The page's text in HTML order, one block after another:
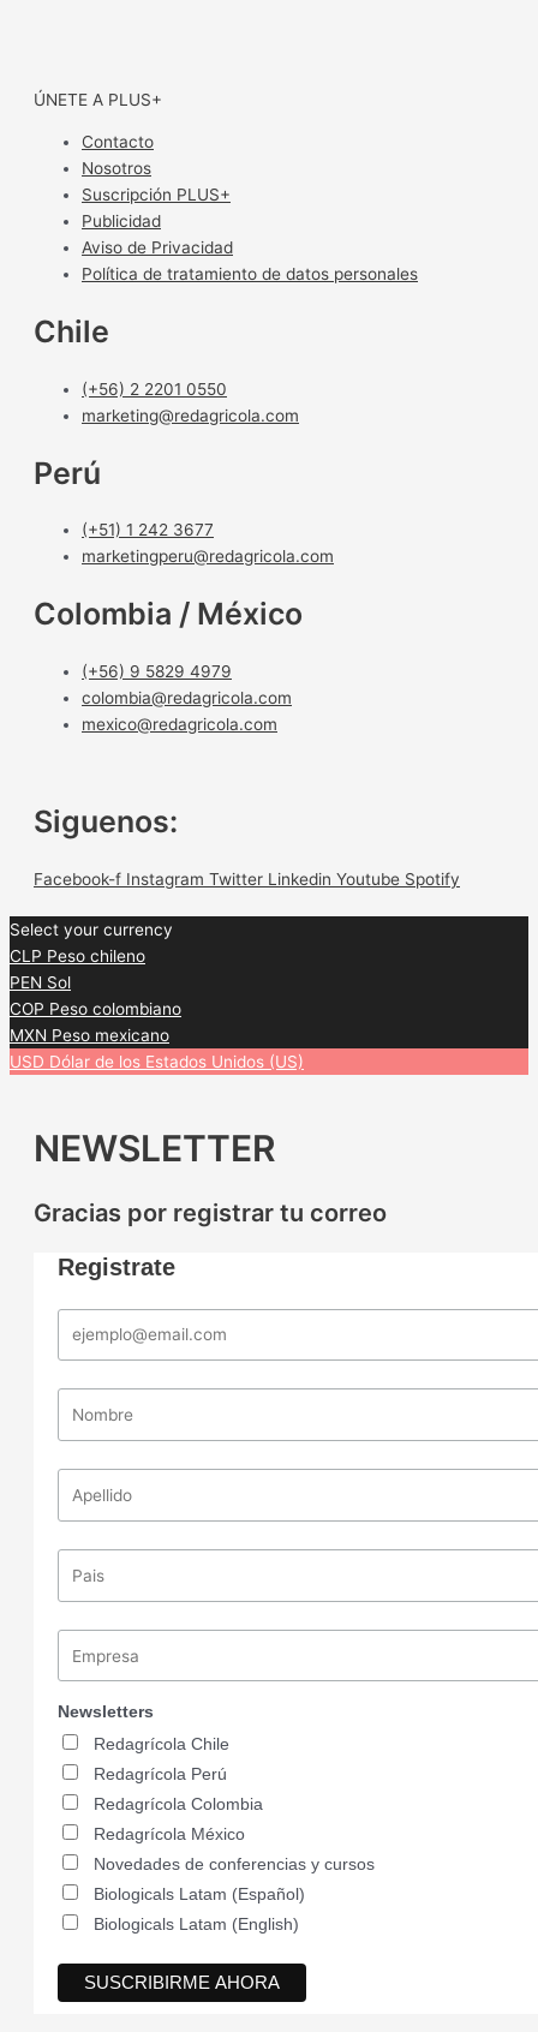
ÚNETE A PLUS+
Contacto
Nosotros
Suscripción PLUS+
Publicidad
Aviso de Privacidad
Política de tratamiento de datos personales
Chile
(+56) 2 2201 0550
marketing@redagricola.com
Perú
(+51) 1 242 3677
marketingperu@redagricola.com
Colombia / México
(+56) 9 5829 4979
colombia@redagricola.com
mexico@redagricola.com
Siguenos:
Facebook-f Instagram Twitter Linkedin Youtube Spotify
Select your currency
CLP Peso chileno
PEN Sol
COP Peso colombiano
MXN Peso mexicano
USD Dólar de los Estados Unidos (US)
NEWSLETTER
Gracias por registrar tu correo
Registrate
Newsletters
Redagrícola Chile
Redagrícola Perú
Redagrícola Colombia
Redagrícola México
Novedades de conferencias y cursos
Biologicals Latam (Español)
Biologicals Latam (English)